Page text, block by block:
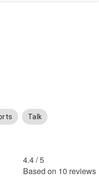
Talk
4.4 /5
Based on 10 reviews